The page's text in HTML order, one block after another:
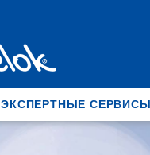
ЭКСПЕРТНЫЕ СЕРВИСЫ